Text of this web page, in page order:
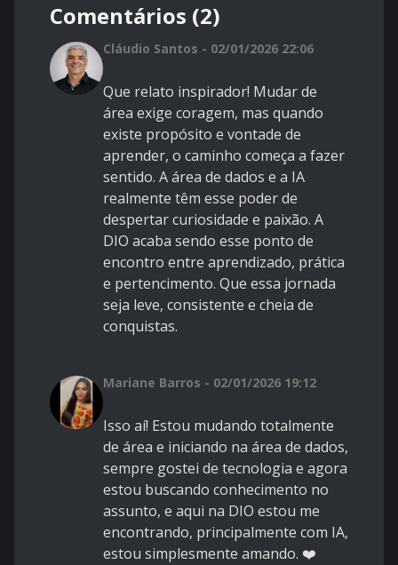
Comentários (2)
Cláudio Santos - 02/01/2026 22:06
Que relato inspirador! Mudar de
área exige coragem, mas quando
existe propósito e vontade de
aprender, o caminho começa a fazer
sentido. A área de dados e a IA
realmente têm esse poder de
despertar curiosidade e paixão. A
DIO acaba sendo esse ponto de
encontro entre aprendizado, prática
e pertencimento. Que essa jornada
seja leve, consistente e cheia de
conquistas.
Mariane Barros - 02/01/2026 19:12
Isso aí! Estou mudando totalmente
de área e iniciando na área de dados,
sempre gostei de tecnologia e agora
estou buscando conhecimento no
assunto, e aqui na DIO estou me
encontrando, principalmente com IA,
estou simplesmente amando. ❤️